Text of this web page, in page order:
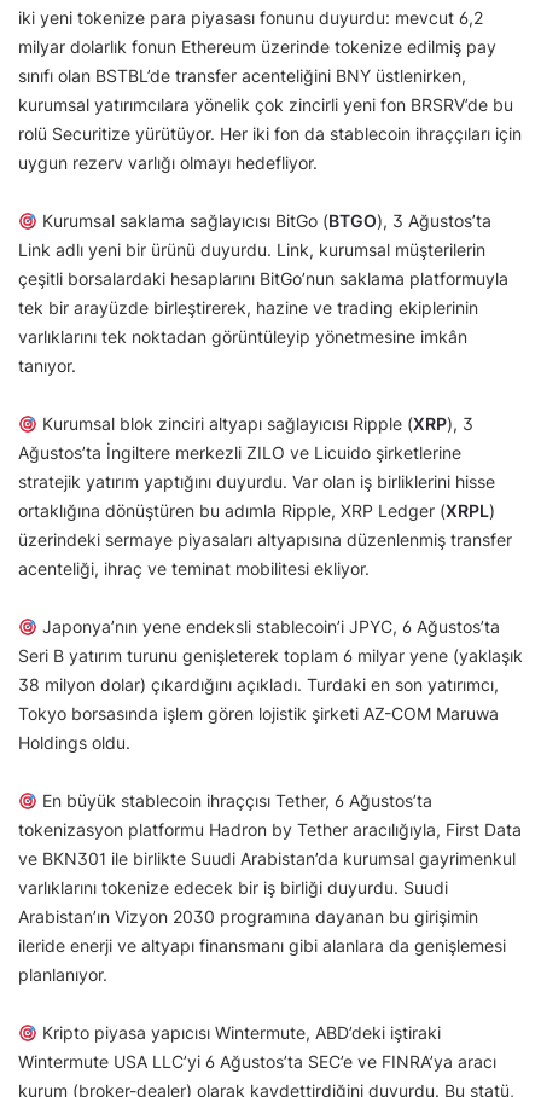
iki yeni tokenize para piyasası fonunu duyurdu: mevcut 6,2
milyar dolarlık fonun Ethereum üzerinde tokenize edilmiş pay
sınıfı olan BSTBL’de transfer acenteliğini BNY üstlenirken,
kurumsal yatırımcılara yönelik çok zincirli yeni fon BRSRV’de bu
rolü Securitize yürütüyor. Her iki fon da stablecoin ihraççıları için
uygun rezerv varlığı olmayı hedefliyor.
Kurumsal saklama sağlayıcısı BitGo (BTGO), 3 Ağustos’ta
Link adlı yeni bir ürünü duyurdu. Link, kurumsal müşterilerin
çeşitli borsalardaki hesaplarını BitGo’nun saklama platformuyla
tek bir arayüzde birleştirerek, hazine ve trading ekiplerinin
varlıklarını tek noktadan görüntüleyip yönetmesine imkân
tanıyor.
Kurumsal blok zinciri altyapı sağlayıcısı Ripple (XRP), 3
Ağustos’ta İngiltere merkezli ZILO ve Licuido şirketlerine
stratejik yatırım yaptığını duyurdu. Var olan iş birliklerini hisse
ortaklığına dönüştüren bu adımla Ripple, XRP Ledger (XRPL)
üzerindeki sermaye piyasaları altyapısına düzenlenmiş transfer
acenteliği, ihraç ve teminat mobilitesi ekliyor.
Japonya’nın yene endeksli stablecoin’i JPYC, 6 Ağustos’ta
Seri B yatırım turunu genişleterek toplam 6 milyar yene (yaklaşık
38 milyon dolar) çıkardığını açıkladı. Turdaki en son yatırımcı,
Tokyo borsasında işlem gören lojistik şirketi AZ-COM Maruwa
Holdings oldu.
En büyük stablecoin ihraççısı Tether, 6 Ağustos’ta
tokenizasyon platformu Hadron by Tether aracılığıyla, First Data
ve BKN301 ile birlikte Suudi Arabistan’da kurumsal gayrimenkul
varlıklarını tokenize edecek bir iş birliği duyurdu. Suudi
Arabistan’ın Vizyon 2030 programına dayanan bu girişimin
ileride enerji ve altyapı finansmanı gibi alanlara da genişlemesi
planlanıyor.
Kripto piyasa yapıcısı Wintermute, ABD’deki iştiraki
Wintermute USA LLC’yi 6 Ağustos’ta SEC’e ve FINRA’ya aracı
kurum (broker-dealer) olarak kaydettirdiğini duyurdu. Bu statü,